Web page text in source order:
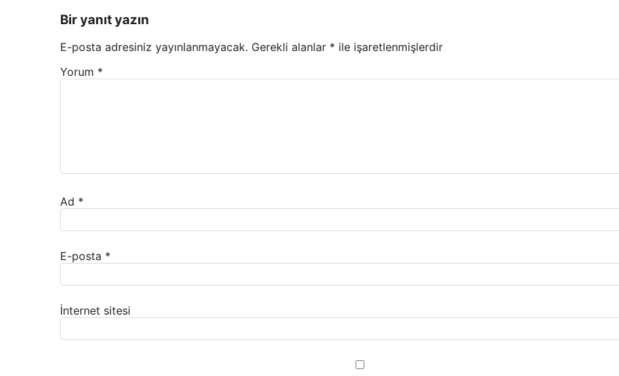
Bir yanıt yazın
E-posta adresiniz yayınlanmayacak. Gerekli alanlar * ile işaretlenmişlerdir
Yorum *
Ad *
E-posta *
İnternet sitesi